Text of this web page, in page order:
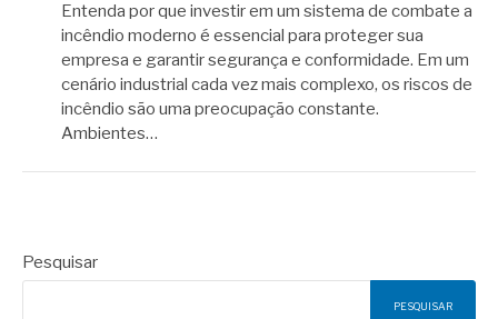
Entenda por que investir em um sistema de combate a
incêndio moderno é essencial para proteger sua
empresa e garantir segurança e conformidade. Em um
cenário industrial cada vez mais complexo, os riscos de
incêndio são uma preocupação constante.
Ambientes…
Pesquisar
PESQUISAR